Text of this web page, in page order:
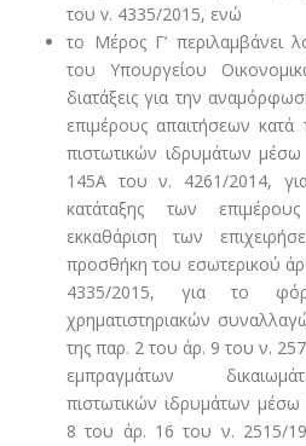
του v. 4335/2015, ενώ
το Μέρος Γ’ περιλαμβάνει
του Υπουργείου
διατάξεις για την
επιμέρους απαιτήσεων κατά
πιστωτικών ιδρυμάτων
145Α του ν. 4261/2014,
κατάταξης των
εκκαθάριση των
προσθήκη του εσωτερικού
4335/2015, για το
χρηματιστηριακών
της παρ. 2 του άρ. 9 του ν.
εμπραγμάτων
πιστωτικών ιδρυμάτων μέσω
8 του άρ. 16 του ν. 2515/